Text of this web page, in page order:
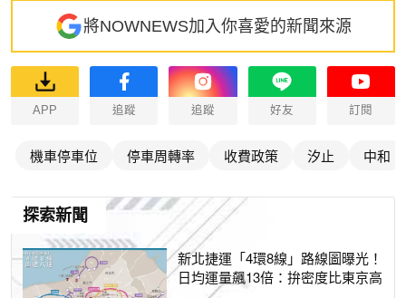
將NOWNEWS加入你喜愛的新聞來源
APP 追蹤 追蹤 好友 訂閱
機車停車位 停車周轉率 收費政策 汐止 中和
探索新聞
新北捷運「4環8線」路線圖曝光！
日均運量飆13倍：拚密度比東京高